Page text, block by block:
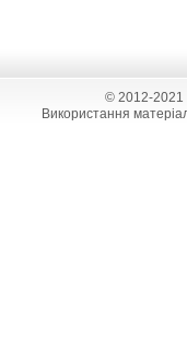
© 2012-2021
Використання